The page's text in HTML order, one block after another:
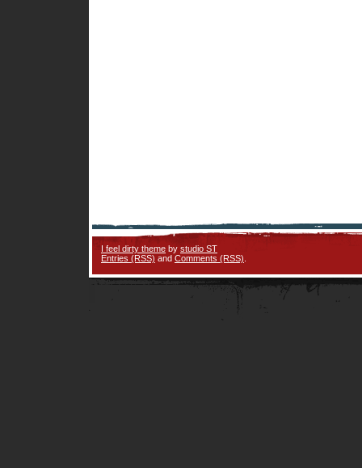
I feel dirty theme by studio ST
Entries (RSS) and Comments (RSS)